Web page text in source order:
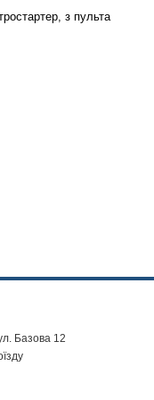
з пульта
Базова 12